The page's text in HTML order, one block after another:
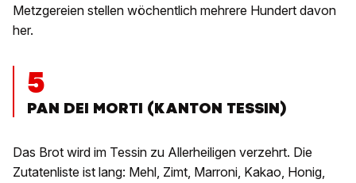
Metzgereien stellen wöchentlich mehrere Hundert davon
her.
5
PAN DEI MORTI (KANTON TESSIN)
Das Brot wird im Tessin zu Allerheiligen verzehrt. Die
Zutatenliste ist lang: Mehl, Zimt, Marroni, Kakao, Honig,